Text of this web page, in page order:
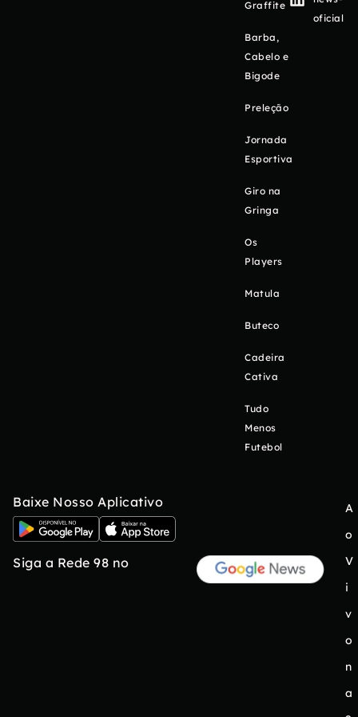
Graffite
Barba,
Cabelo e
Bigode
Preleção
Jornada
Esportiva
Giro na
Gringa
Os
Players
Matula
Buteco
Cadeira
Cativa
Tudo
Menos
Futebol
oficial
Baixe Nosso Aplicativo
Siga a Rede 98 no
A
o
V
i
v
o
n
a